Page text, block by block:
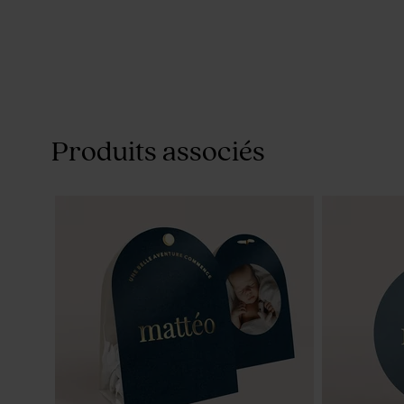
Produits associés